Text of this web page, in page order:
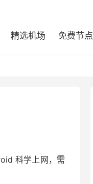
精选机场 免费节点
科学上网，需